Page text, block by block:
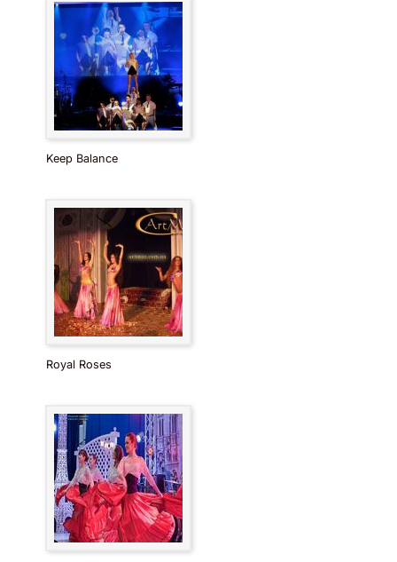
Keep Balance
Royal Roses